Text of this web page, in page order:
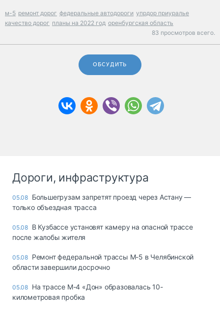
м-5 ремонт дорог федеральные автодороги упрдор приуралье
качество дорог планы на 2022 год оренбургская область
83 просмотров всего.
ОБСУДИТЬ
Дороги, инфраструктура
05.08 Большегрузам запретят проезд через Астану —
только объездная трасса
05.08 В Кузбассе установят камеру на опасной трассе
после жалобы жителя
05.08 Ремонт федеральной трассы М-5 в Челябинской
области завершили досрочно
05.08 На трассе М-4 «Дон» образовалась 10-
километровая пробка